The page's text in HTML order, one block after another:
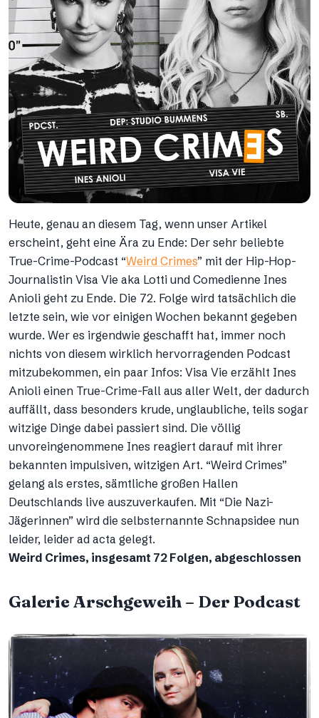
Heute, genau an diesem Tag, wenn unser Artikel
erscheint, geht eine Ära zu Ende: Der sehr beliebte
True-Crime-Podcast “Weird Crimes” mit der Hip-Hop-
Journalistin Visa Vie aka Lotti und Comedienne Ines
Anioli geht zu Ende. Die 72. Folge wird tatsächlich die
letzte sein, wie vor einigen Wochen bekannt gegeben
wurde. Wer es irgendwie geschafft hat, immer noch
nichts von diesem wirklich hervorragenden Podcast
mitzubekommen, ein paar Infos: Visa Vie erzählt Ines
Anioli einen True-Crime-Fall aus aller Welt, der dadurch
auffällt, dass besonders krude, unglaubliche, teils sogar
witzige Dinge dabei passiert sind. Die völlig
unvoreingenommene Ines reagiert darauf mit ihrer
bekannten impulsiven, witzigen Art. “Weird Crimes”
gelang als erstes, sämtliche großen Hallen
Deutschlands live auszuverkaufen. Mit “Die Nazi-
Jägerinnen” wird die selbsternannte Schnapsidee nun
leider, leider ad acta gelegt.
Weird Crimes, insgesamt 72 Folgen, abgeschlossen
Galerie Arschgeweih – Der Podcast